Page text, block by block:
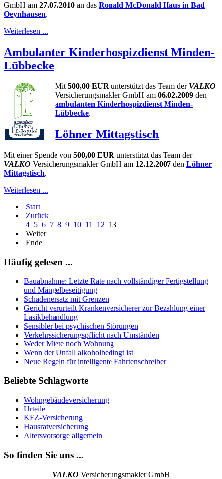
GmbH am 27.07.2010 an das Ronald McDonald Haus in Bad
Oeynhausen.
Weiterlesen ...
Ambulanter Kinderhospizdienst Minden-
Lübbecke
Mit500,00 EUR unterstützt das Team der VALKO
Versicherungsmakler GmbH am06.02.2009 den
ambulanten Kinderhospizdienst Minden-
Lübbecke.
Löhner Mittagstisch
Mit einer Spende von 500,00 EUR unterstützt das Team der
VALKO Versicherungsmakler GmbH am 12.12.2007 den Löhner
Mittagstisch.
Weiterlesen ...
Start
Zurück
4 5 6 7 8 9 10 11 12 13
Weiter
Ende
Häufig gelesen ...
Bauabnahme: Letzte Rate nach vollständiger Fertigstellung
und Mängelbeseitigung
Schadenersatz mit Grenzen
Gericht verurteilt Krankenversicherer zur Bezahlung einer
Lasikbehandlung
Sensibler bei psychischen Störungen
Verkehrssicherungspflicht nach Umständen
Weder Miete noch Wohnung
Wenn der Unfall alkoholbedingt ist
Neue Regeln für intelligente Fahrtenschreiber
Beliebte Schlagworte
Wohngebäudeversicherung
Urteile
KFZ-Versicherung
Hausratversicherung
Altersvorsorge allgemein
So finden Sie uns ...
VALKO Versicherungsmakler GmbH